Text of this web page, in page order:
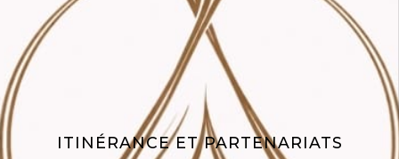
ITINÉRANCE ET PARTENARIATS